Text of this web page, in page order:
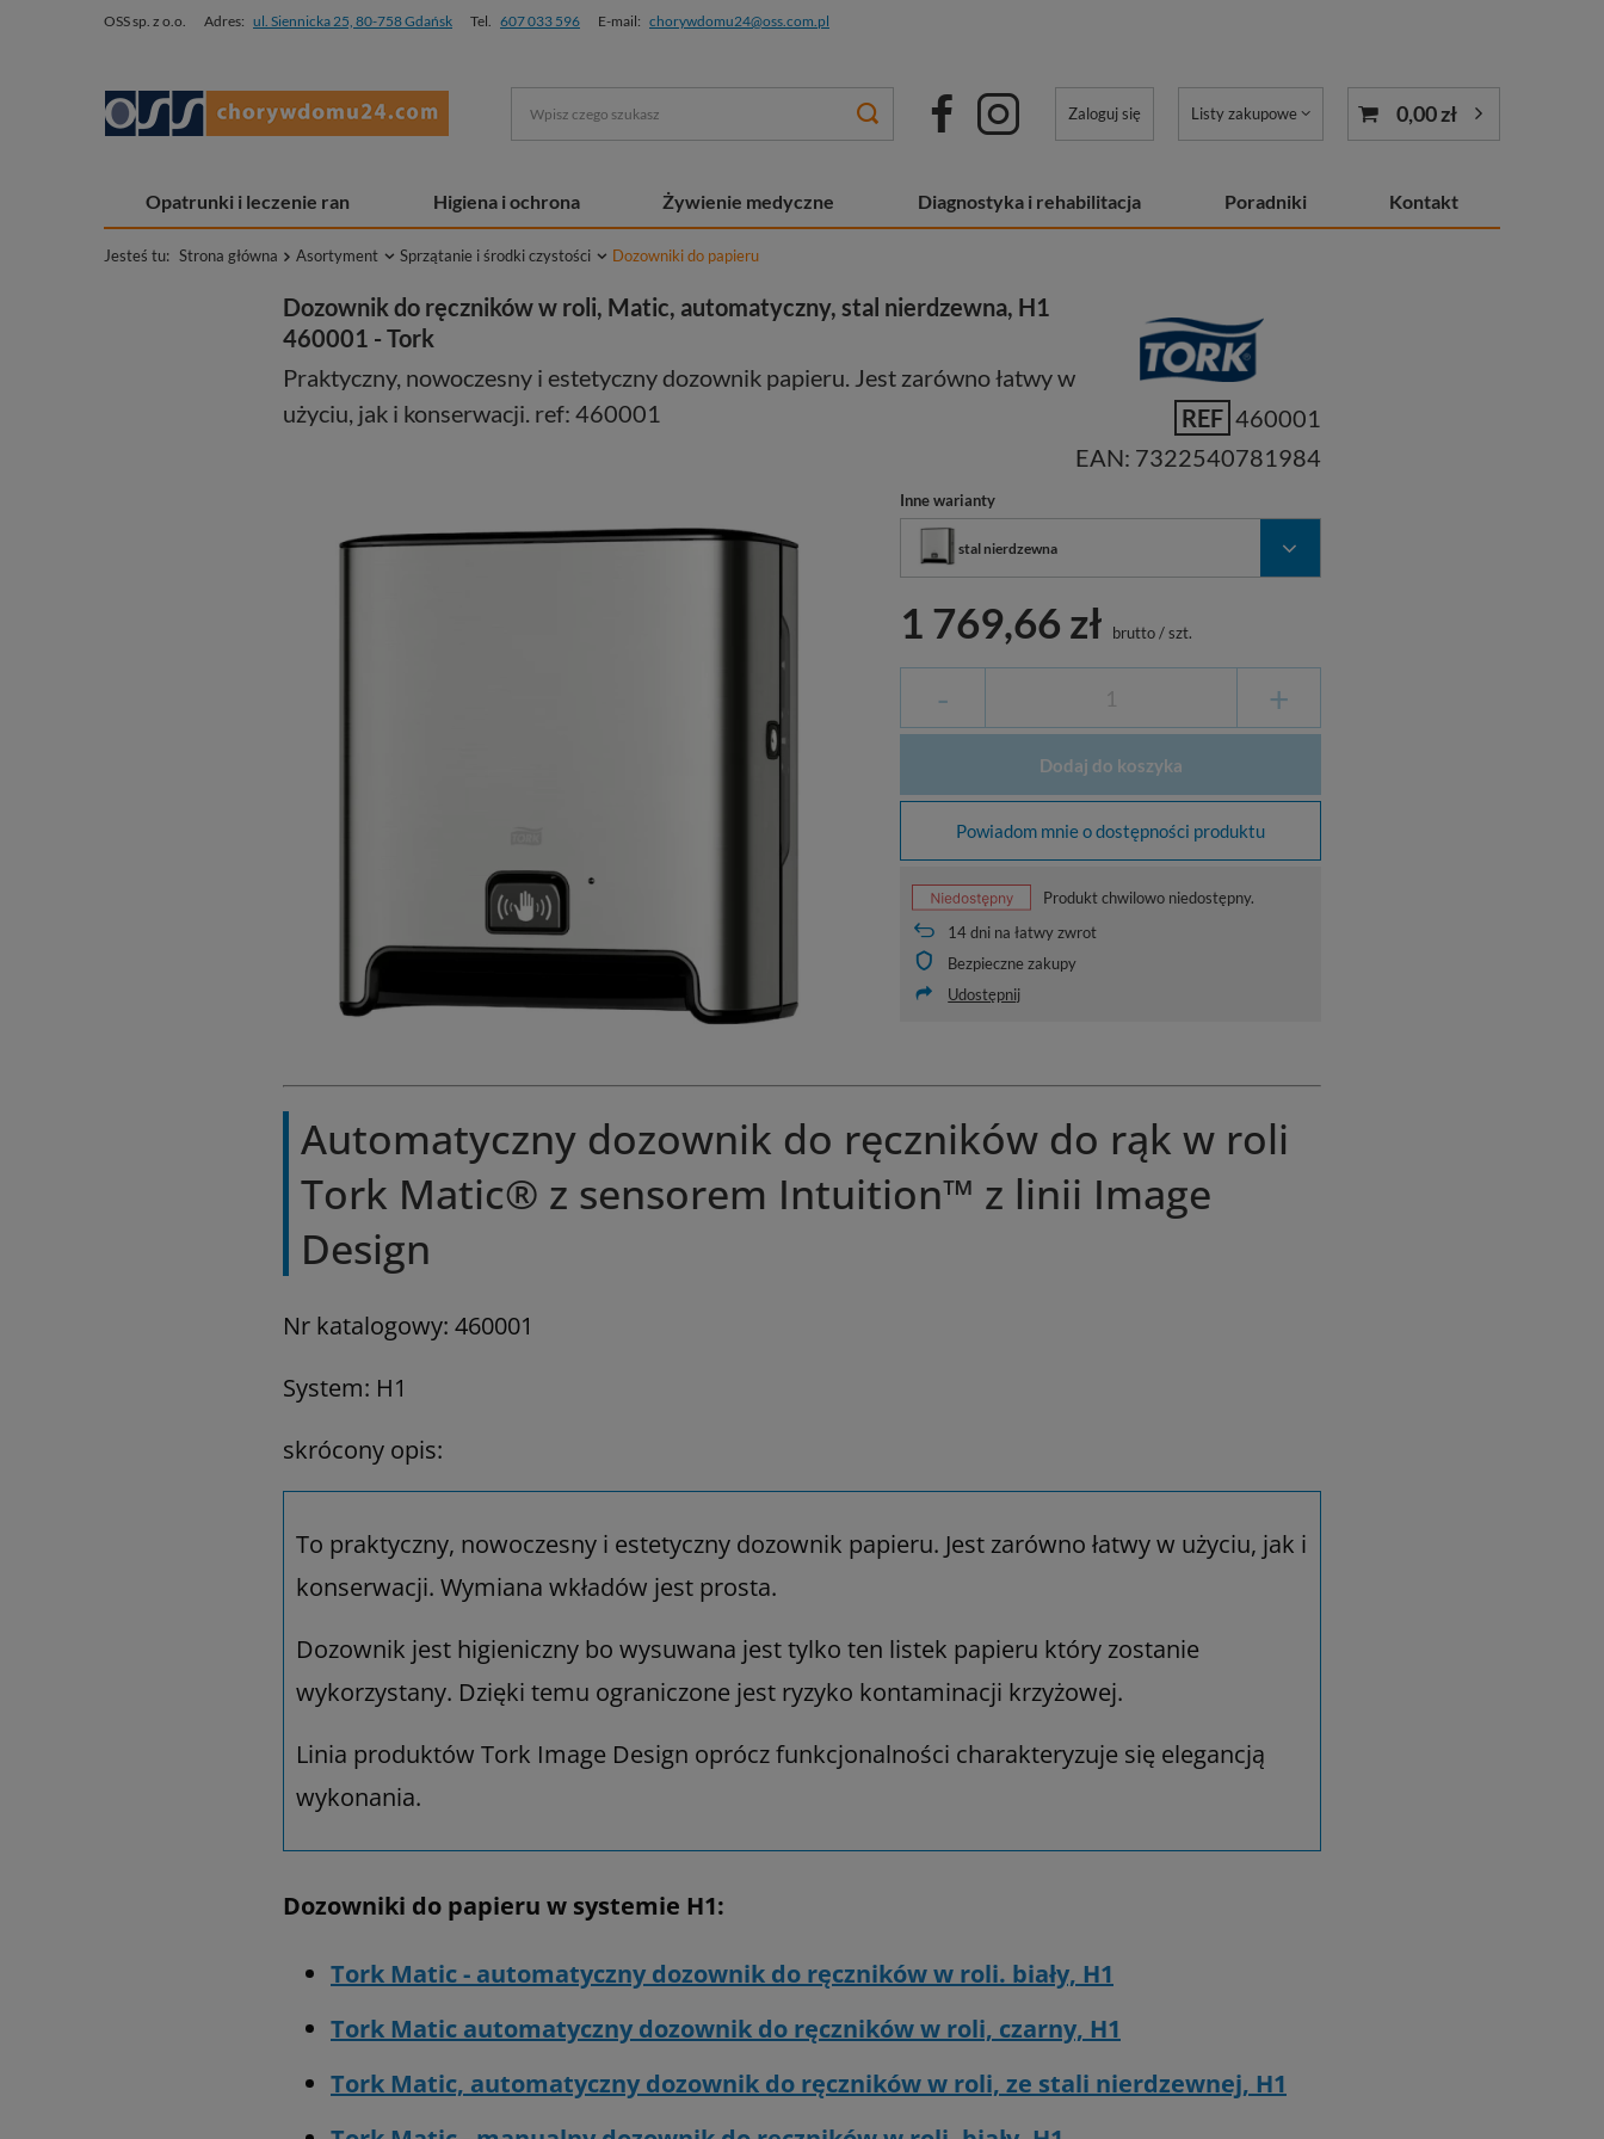
OSS sp. z o.o. Adres: ul. Siennicka 25, 80-758 Gdańsk Tel. 607 033 596 E-mail: chorywdomu24@oss.com.pl
Zaloguj się Listy zakupowe 0,00 zł
Opatrunki i leczenie ran Higiena i ochrona Żywienie medyczne Diagnostyka i rehabilitacja Poradniki Kontakt
Jesteś tu: Strona główna Asortyment Sprzątanie i środki czystości Dozowniki do papieru
Dozownik do ręczników w roli, Matic, automatyczny, stal nierdzewna, H1
460001 - Tork
Praktyczny, nowoczesny i estetyczny dozownik papieru. Jest zarówno łatwy w
użyciu, jak i konserwacji. ref: 460001
REF 460001
EAN: 7322540781984
Inne warianty
stal nierdzewna
1 769,66 zł brutto/szt.
- +
Dodaj do koszyka
Powiadom mnie o dostępności produktu
Produkt chwilowo niedostępny.
14dni na łatwy zwrot
Bezpieczne zakupy
Udostępnij
Automatyczny dozownik do ręczników do rąk w roli
Tork Matic® z sensorem Intuition™ z linii Image
Design
Nr katalogowy: 460001
System: H1
skrócony opis:
To praktyczny, nowoczesny i estetyczny dozownik papieru. Jest zarówno łatwy w użyciu, jak i
konserwacji. Wymiana wkładów jest prosta.
Dozownik jest higieniczny bo wysuwana jest tylko ten listek papieru który zostanie
wykorzystany. Dzięki temu ograniczone jest ryzyko kontaminacji krzyżowej.
Linia produktów Tork Image Design oprócz funkcjonalności charakteryzuje się elegancją
wykonania.
Dozowniki do papieru w systemie H1:
Tork Matic - automatyczny dozownik do ręczników w roli. biały, H1
Tork Matic automatyczny dozownik do ręczników w roli, czarny, H1
Tork Matic, automatyczny dozownik do ręczników w roli, ze stali nierdzewnej, H1